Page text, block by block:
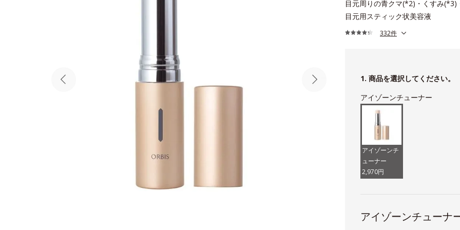
目元周りの青クマ(*2)・くすみ(*3)
目元用スティック状美容液
332件
1. 商品を選択してください。
アイゾーンチューナー
アイゾーンチ
ューナー
2,970円
アイゾーンチューナ